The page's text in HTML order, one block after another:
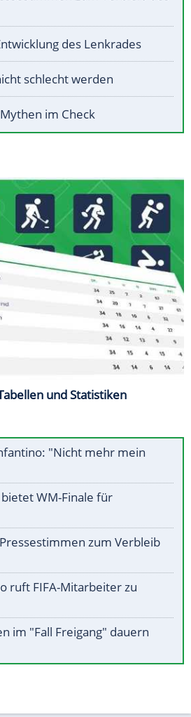
des Lenkrades
schlecht werden
im Check
und Statistiken
"Nicht mehr mein
WM-Finale für
zum Verbleib
ruft FIFA-Mitarbeiter zu
im "Fall Freigang" dauern